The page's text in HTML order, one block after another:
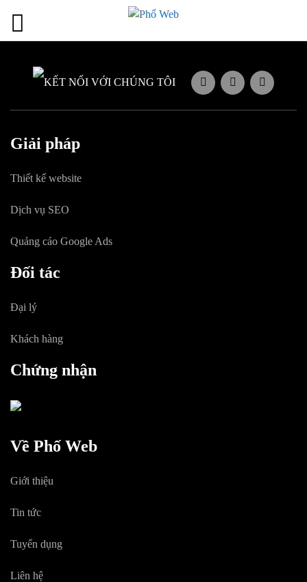
KẾT NỐI VỚI CHÚNG TÔI
Giải pháp
Thiết kế website
Dịch vụ SEO
Quảng cáo Google Ads
Đối tác
Đại lý
Khách hàng
Chứng nhận
Về Phố Web
Giới thiệu
Tin tức
Tuyển dụng
Liên hệ